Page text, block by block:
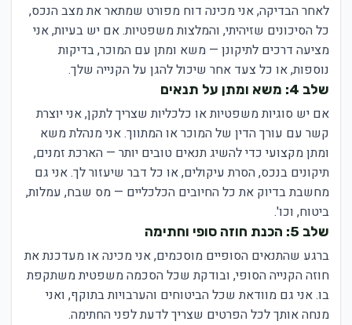
לאחר הבדיקה, אני מכינה דוח מפורט שמתאר את מצב הנכס,
כל הסיכונים שזיהיתי, והמלצות משפטיות. אם יש בעיות, אני
מציעה דרכים לתיקונן — משא ומתן עם המוכר, בדיקות
נוספות, או כל צעד אחר שיכול להגן על הקנייה שלך.
שלב 4: משא ומתן על תנאים
אם יש סוגיות משפטיות או כלכליות שצריך לתקן, אני יוצרת
קשר עם עורך הדין של המוכר או המתווך. אני מנהלת משא
ומתן מקצועי כדי להשיג תנאים טובים יותר — הארכת זמנים,
תיקונים בנכס, הסרת עיקולים, או כל דבר שיעזור לך. אני גם
מחשבת בדיוק את כל החיובים הכלכליים — מס שבח, עמלות,
ביטוח, וכו'.
שלב 5: הכנת חוזה סופי וחתימה
ברגע שהתנאים הסופיים מוסכמים, אני מכינה או מעדכנת את
חוזה הקנייה הסופי, ובודקת שכל הסכמה משפטית משתקפת
בו. אני גם מוודאת שכל הביטוחים והערבויות בתוקף, ואני
מנחה אותך לכל הפרטים שצריך לדעת לפני החתימה.